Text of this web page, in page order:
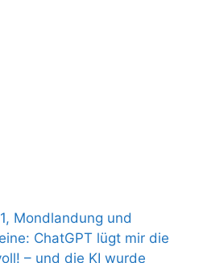
Mondlandung und
ChatGPT lügt mir die
– und die KI wurde